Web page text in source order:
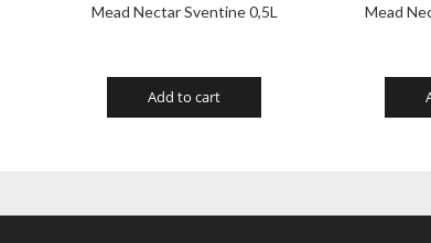
Mead Nectar Sventine 0,5L
Add to cart
Mead